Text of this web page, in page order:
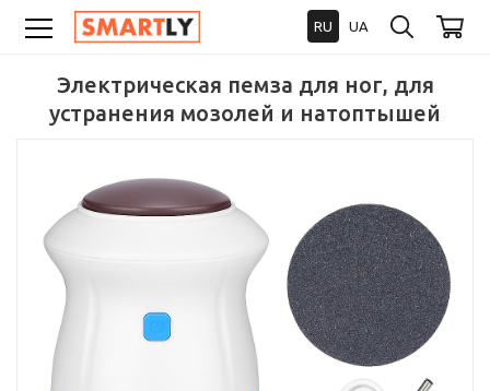
RU UA
Электрическая пемза для ног, для
устранения мозолей и натоптышей